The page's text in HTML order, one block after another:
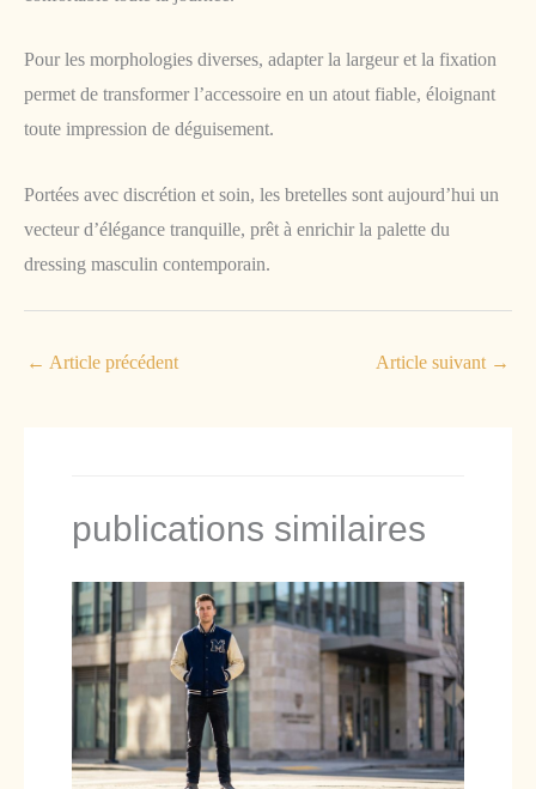
Pour les morphologies diverses, adapter la largeur et la fixation
permet de transformer l’accessoire en un atout fiable, éloignant
toute impression de déguisement.
Portées avec discrétion et soin, les bretelles sont aujourd’hui un
vecteur d’élégance tranquille, prêt à enrichir la palette du
dressing masculin contemporain.
← Article précédent Article suivant →
publications similaires